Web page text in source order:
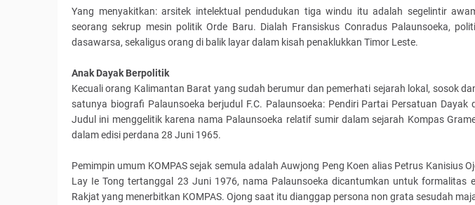
Yang menyakitkan: arsitek intelektual pendudukan tiga windu itu adalah segelintir
seorang sekrup mesin politik Orde Baru. Dialah Fransiskus Conradus Palaunsoeka,
dasawarsa, sekaligus orang di balik layar dalam kisah penaklukkan Timor Leste.
Anak Dayak Berpolitik
Kecuali orang Kalimantan Barat yang sudah berumur dan pemerhati sejarah lokal, sosok
satunya biografi Palaunsoeka berjudul F.C. Palaunsoeka: Pendiri Partai Persatuan
Judul ini menggelitik karena nama Palaunsoeka relatif sumir dalam sejarah Kompas
dalam edisi perdana 28 Juni 1965.
Pemimpin umum KOMPAS sejak semula adalah Auwjong Peng Koen alias Petrus Kanisius
Lay Ie Tong tertanggal 23 Juni 1976, nama Palaunsoeka dicantumkan untuk formalitas
Rakjat yang menerbitkan KOMPAS. Ojong saat itu dianggap persona non grata sesudah